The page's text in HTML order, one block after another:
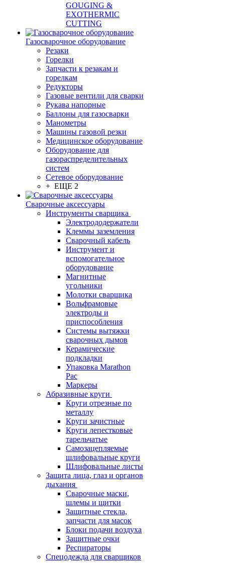
GOUGING &
EXOTHERMIC
CUTTING
Газосварочное оборудование
Резаки
Горелки
Запчасти к резакам и
горелкам
Редукторы
Газовые вентили для сварки
Рукава напорные
Баллоны для газосварки
Манометры
Машины газовой резки
Медицинское оборудование
Оборудование для
газораспределительных
систем
Сетевое оборудование
+ ЕЩЕ 2
Сварочные аксессуары
Инструменты сварщика
Электрододержатели
Клеммы заземления
Сварочный кабель
Инструмент и
вспомогательное
оборудование
Магнитные
угольники
Молотки сварщика
Вольфрамовые
электроды и
приспособления
Системы вытяжки
сварочных дымов
Керамические
подкладки
Упаковка Marathon
Pac
Маркеры
Абразивные круги
Круги отрезные по
металлу
Круги зачистные
Круги лепестковые
тарельчатые
Самозацепляемые
шлифовальные круги
Шлифовальные листы
Защита лица, глаз и органов
дыхания
Сварочные маски,
шлемы и щитки
Защитные стекла,
запчасти для масок
Блоки подачи воздуха
Защитные очки
Респираторы
Спецодежда для сварщиков